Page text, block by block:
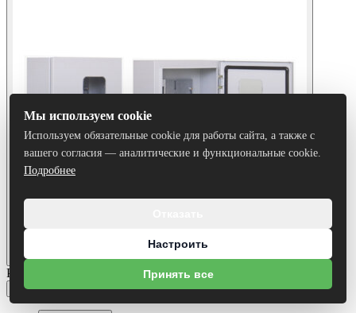
Размеры:
395х310х165
Мы используем cookie
Используем обязательные cookie для работы сайта, а также с
вашего согласия — аналитические и функциональные cookie.
Подробнее
Настроить
Принять все